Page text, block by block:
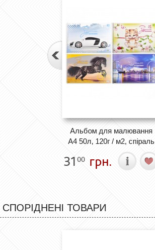
Альбом для малювання
А4 50л, 120г / м2, спіраль
31 00 грн.
СПОРІДНЕНІ ТОВАРИ